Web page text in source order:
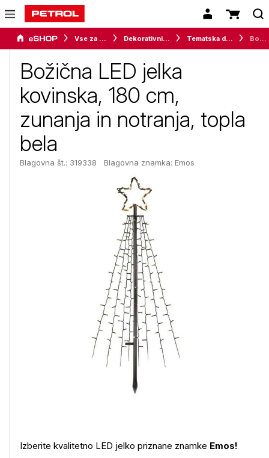
Vse za dom Dekorativni program Tematska dekoracija
Božična LED jelka
kovinska, 180 cm,
zunanja in notranja, topla
bela
Blagovna št.: 319338 Blagovna znamka: Emos
Izberite kvalitetno LED jelko priznane znamke Emos!